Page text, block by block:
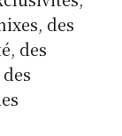
des
des